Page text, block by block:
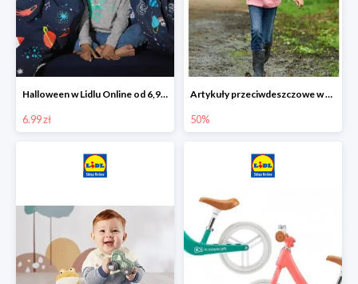
Halloween w Lidlu Online od 6,99 zł
6.99 zł
Artykuły przeciwdeszczowe w Lodilu Online do -50%
50%